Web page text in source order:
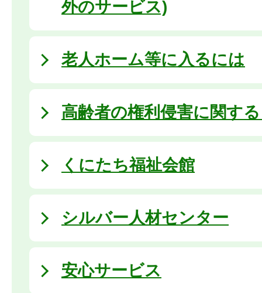
外のサービス)
老人ホーム等に入るには
高齢者の権利侵害に関す
くにたち福祉会館
シルバー人材センター
安心サービス